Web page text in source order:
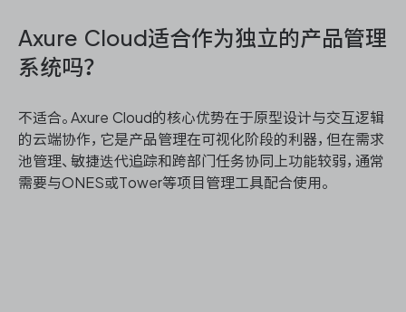
Axure Cloud适合作为独立的产品管理
系统吗？
不适合。Axure Cloud的核心优势在于原型设计与交互逻辑
的云端协作，它是产品管理在可视化阶段的利器，但在需求
池管理、敏捷迭代追踪和跨部门任务协同上功能较弱，通常
需要与ONES或Tower等项目管理工具配合使用。